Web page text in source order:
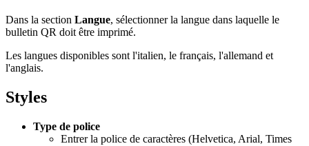
Dans la section Langue, sélectionner la langue dans laquelle le
bulletin QR doit être imprimé.
Les langues disponibles sont l'italien, le français, l'allemand et
l'anglais.
Styles
Type de police
Entrer la police de caractères (Helvetica, Arial, Times